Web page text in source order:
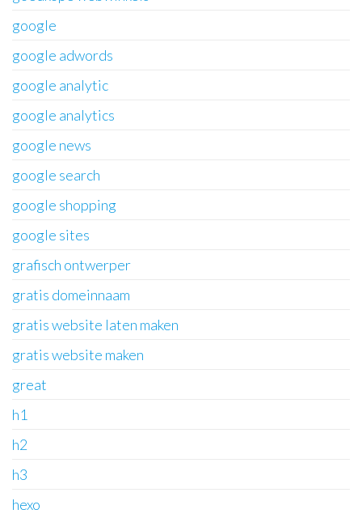
google
google adwords
google analytic
google analytics
google news
google search
google shopping
google sites
grafisch ontwerper
gratis domeinnaam
gratis website laten maken
gratis website maken
great
h1
h2
h3
hexo